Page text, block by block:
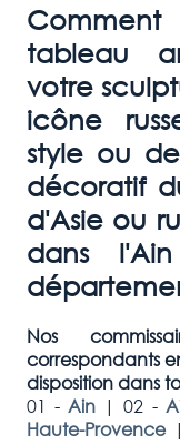
Comment
tableau
votre
icône
style ou
décoratif
d'Asie ou
dans
Nos
correspondants
disposition dans
01 - Ain| 02 -
Haute-Provence |